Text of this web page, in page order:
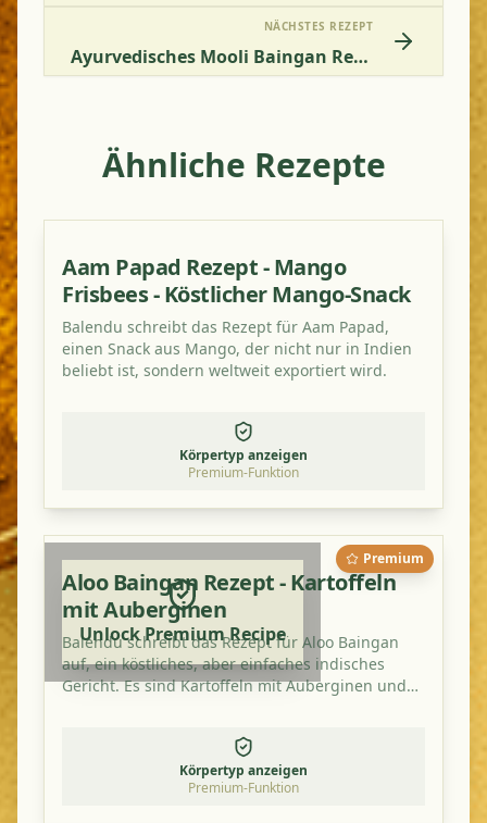
NÄCHSTES REZEPT
Ayurvedisches Mooli Baingan Rezept - Weißer Rettich Mit Aubergine
Ähnliche Rezepte
Aam Papad Rezept - Mango
Frisbees - Köstlicher Mango-Snack
Balendu schreibt das Rezept für Aam Papad,
einen Snack aus Mango, der nicht nur in Indien
beliebt ist, sondern weltweit exportiert wird.
Körpertyp anzeigen
Premium-Funktion
Premium
Unlock Premium Recipe
Aloo Baingan Rezept - Kartoffeln
mit Auberginen
Balendu schreibt das Rezept für Aloo Baingan
auf, ein köstliches, aber einfaches indisches
Gericht. Es sind Kartoffeln mit Auberginen und
Körpertyp anzeigen
Premium-Funktion